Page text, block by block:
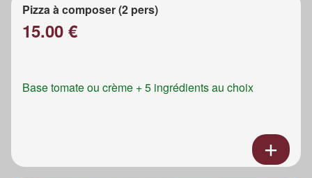
Pizza à composer (2 pers)
15.00 €
Base tomate ou crème + 5 ingrédients au choix